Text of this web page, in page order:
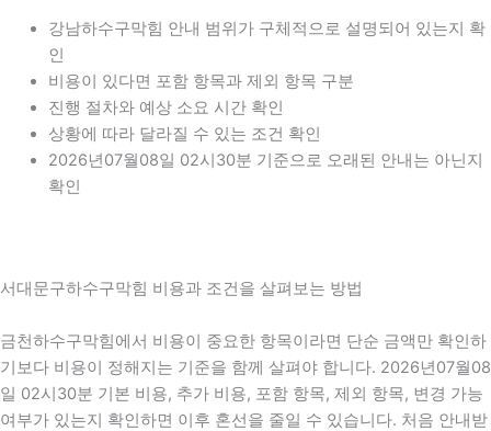
강남하수구막힘 안내 범위가 구체적으로 설명되어 있는지 확
인
비용이 있다면 포함 항목과 제외 항목 구분
진행 절차와 예상 소요 시간 확인
상황에 따라 달라질 수 있는 조건 확인
2026년07월08일 02시30분 기준으로 오래된 안내는 아닌지
확인
서대문구하수구막힘 비용과 조건을 살펴보는 방법
금천하수구막힘에서 비용이 중요한 항목이라면 단순 금액만 확인하
기보다 비용이 정해지는 기준을 함께 살펴야 합니다. 2026년07월08
일 02시30분 기본 비용, 추가 비용, 포함 항목, 제외 항목, 변경 가능
여부가 있는지 확인하면 이후 혼선을 줄일 수 있습니다. 처음 안내받